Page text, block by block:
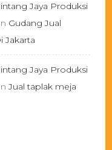
Jaya Produksi
Gudang Jual
Jakarta
Jaya Produksi
Jual taplak meja